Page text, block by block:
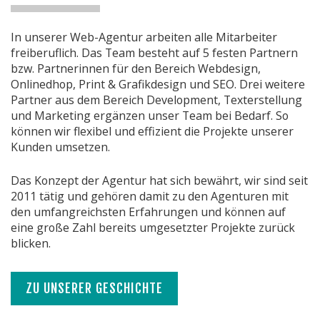
In unserer Web-Agentur arbeiten alle Mitarbeiter
freiberuflich. Das Team besteht auf 5 festen Partnern
bzw. Partnerinnen für den Bereich Webdesign,
Onlinedhop, Print & Grafikdesign und SEO. Drei weitere
Partner aus dem Bereich Development, Texterstellung
und Marketing ergänzen unser Team bei Bedarf. So
können wir flexibel und effizient die Projekte unserer
Kunden umsetzen.
Das Konzept der Agentur hat sich bewährt, wir sind seit
2011 tätig und gehören damit zu den Agenturen mit
den umfangreichsten Erfahrungen und können auf
eine große Zahl bereits umgesetzter Projekte zurück
blicken.
ZU UNSERER GESCHICHTE